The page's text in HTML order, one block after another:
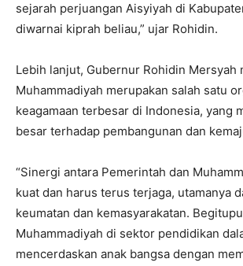
sejarah perjuangan Aisyiyah di
diwarnai kiprah beliau,” ujar Rohidin.
Lebih lanjut, Gubernur Rohidin Mersyah
Muhammadiyah merupakan salah satu
keagamaan terbesar di Indonesia, yang
besar terhadap pembangunan dan
“Sinergi antara Pemerintah dan
kuat dan harus terus terjaga, utamanya
keumatan dan kemasyarakatan.
Muhammadiyah di sektor pendidikan
mencerdaskan anak bangsa dengan